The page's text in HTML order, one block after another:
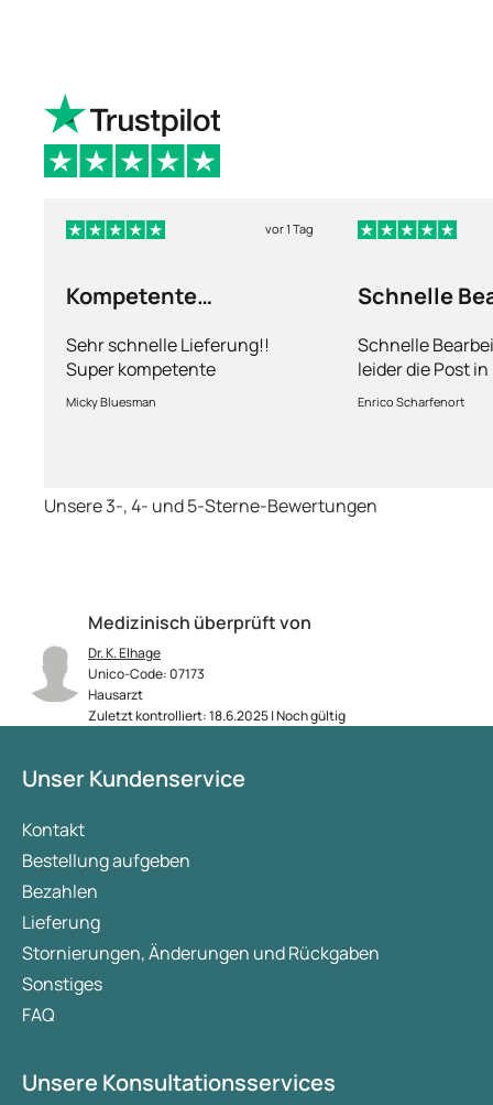
Medizinisch überprüft von
Dr. K. Elhage
Unico-Code: 07173
Hausarzt
Zuletzt kontrolliert: 18.6.2025 | Noch gültig
vor 1 Tag
Kompetente
Sehr schnelle Lieferung!!
Super kompetente
Abhandlung!
Micky Bluesman
Schnelle
Schnelle
leider die Post
kriegt es nicht
dauert obwohl
Enrico Scharfenort
Unsere 3-, 4- und 5-Sterne-Bewertungen
Unser Kundenservice
Kontakt
Bestellung aufgeben
Bezahlen
Lieferung
Stornierungen, Änderungen und Rückgaben
Sonstiges
FAQ
Unsere Konsultationsservices